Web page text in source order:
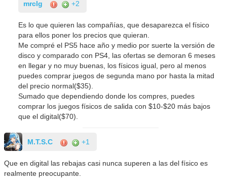
mrclg +2
Es lo que quieren las compañías, que desaparezca el físico
para ellos poner los precios que quieran.
Me compré el PS5 hace año y medio por suerte la versión de
disco y comparado con PS4, las ofertas se demoran 6 meses
en llegar y no muy buenas, los físicos igual, pero al menos
puedes comprar juegos de segunda mano por hasta la mitad
del precio normal($35).
Sumado que dependiendo donde los compres, puedes
comprar los juegos físicos de salida con $10-$20 más bajos
que el digital($70).
M.T.S.C +1
Que en digital las rebajas casi nunca superen a las del físico es
realmente preocupante.